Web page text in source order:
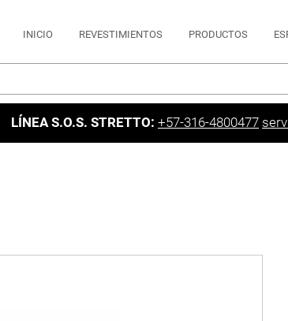
INICIO REVESTIMIENTOS PRODUCTOS
LÍNEA S.O.S. STRETTO: +57-316-4800477